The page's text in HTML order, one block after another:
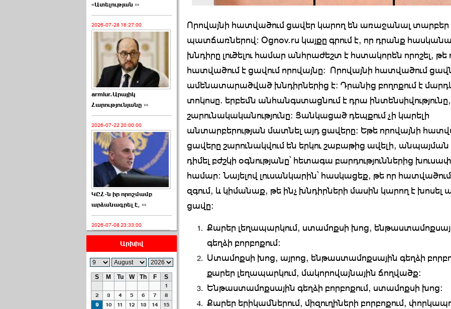
«Ատելության ›››
2026-07-28 18:27:00
armlur.Արայիկ
Հարությունյանը ›››
2026-07-22 20:00:00
ԿԸՀ-ն իր որոշմամբ
արձանագրել է, ›››
2026-07-08 23:33:00
ՀԱՅԱՊԱՀՊԱՆՈՒԹԻՒՆ՝
ՀԱՒԱՏՔԻ ԵՒ
Արխիվ
S M Tu W Th F S
1
2
3 4 5 6 7
8
9
10 11 12 13 14
15
Որովայնի հատվածում ցավեր կարող են առաջանալ տարբեր
պատճառներով։ Ognov.ru կայքը գրում է, որ դրանք
խնդիրը լուծելու համար անհրաժեշտ է հստակորեն որոշել, թե
հատվածում է ցավում որովայնը։ Որովայնի հատվածում
ամենատարածված խնդիրներից է։ Դրանից բողոքում է
տոկոսը. երբեմն անհանգստացնում է դրա ինտենսիվությունը,
շարունակականությունը։ Ցանկացած դեպքում չի կարելի
անտարբերության մատնել այդ ցավերը։ Եթե որովայնի
ցավերը շարունակվում են երկու շաբաթից ավելի,
դիմել բժշկի օգնությանը՝ հետագա բարդություններից
համար։ Նայելով լուսանկարին՝ հասկացեք, թե որ
զգում, և կիմանաք, թե ինչ խնդիրների մասին կարող է խոսել
ցավը։
Քարեր լեղապարկում, ստամոքսի խոց,
գեղձի բորբոքում։
Ստամոքսի խոց, այրոց, ենթաստամոքսային գեղձի
քարեր լեղապարկում, մակորովայնային ճողվածք։
Ենթաստամոքսային գեղձի բորբոքում, ստամոքսի խոց։
Քարեր երիկամներում, միզուղիների բորբոքում,